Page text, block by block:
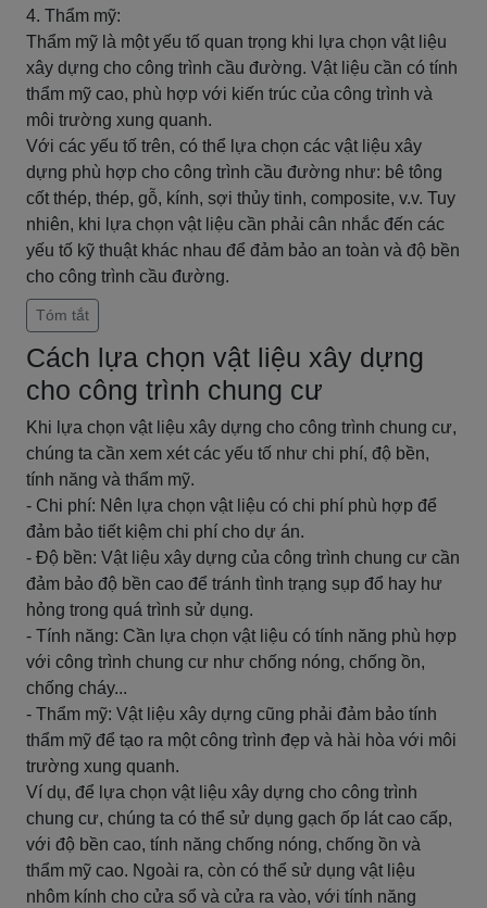
4. Thẩm mỹ:
Thẩm mỹ là một yếu tố quan trọng khi lựa chọn vật liệu
xây dựng cho công trình cầu đường. Vật liệu cần có tính
thẩm mỹ cao, phù hợp với kiến trúc của công trình và
môi trường xung quanh.
Với các yếu tố trên, có thể lựa chọn các vật liệu xây
dựng phù hợp cho công trình cầu đường như: bê tông
cốt thép, thép, gỗ, kính, sợi thủy tinh, composite, v.v. Tuy
nhiên, khi lựa chọn vật liệu cần phải cân nhắc đến các
yếu tố kỹ thuật khác nhau để đảm bảo an toàn và độ bền
cho công trình cầu đường.
Tóm tắt
Cách lựa chọn vật liệu xây dựng
cho công trình chung cư
Khi lựa chọn vật liệu xây dựng cho công trình chung cư,
chúng ta cần xem xét các yếu tố như chi phí, độ bền,
tính năng và thẩm mỹ.
- Chi phí: Nên lựa chọn vật liệu có chi phí phù hợp để
đảm bảo tiết kiệm chi phí cho dự án.
- Độ bền: Vật liệu xây dựng của công trình chung cư cần
đảm bảo độ bền cao để tránh tình trạng sụp đổ hay hư
hỏng trong quá trình sử dụng.
- Tính năng: Cần lựa chọn vật liệu có tính năng phù hợp
với công trình chung cư như chống nóng, chống ồn,
chống cháy...
- Thẩm mỹ: Vật liệu xây dựng cũng phải đảm bảo tính
thẩm mỹ để tạo ra một công trình đẹp và hài hòa với môi
trường xung quanh.
Ví dụ, để lựa chọn vật liệu xây dựng cho công trình
chung cư, chúng ta có thể sử dụng gạch ốp lát cao cấp,
với độ bền cao, tính năng chống nóng, chống ồn và
thẩm mỹ cao. Ngoài ra, còn có thể sử dụng vật liệu
nhôm kính cho cửa sổ và cửa ra vào, với tính năng